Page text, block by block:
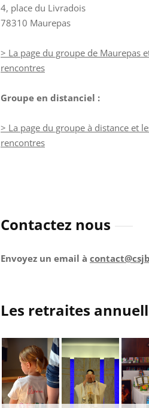
4, place du Livradois
78310 Maurepas
> La page du groupe de Maurepas
rencontres
Groupe en distanciel :
> La page du groupe à distance et
rencontres
Contactez nous
Envoyez un email à
Les retraites